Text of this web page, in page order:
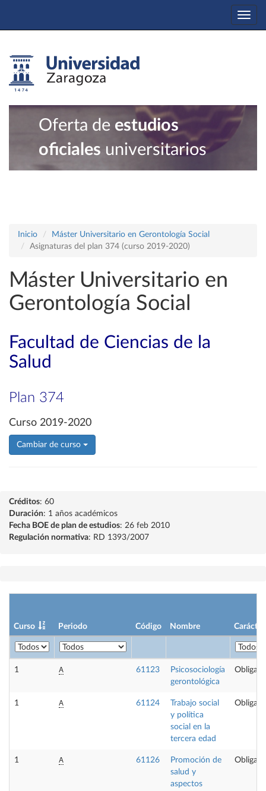
Oferta de estudios
oficiales universitarios
Inicio
Máster Universitario en Gerontología Social
Asignaturas del plan 374 (curso 2019-2020)
Máster Universitario en
Gerontología Social
Facultad de Ciencias de la
Salud
Plan 374
Curso 2019-2020
Cambiar de curso
Créditos: 60
Duración: 1 años académicos
Fecha BOE de plan de estudios: 26 feb 2010
Regulación normativa: RD 1393/2007
Curso Periodo Código Nombre Carácter
1 A 61123
Psicosociología
gerontológica
1 A 61124
Trabajo social
y política
social en la
tercera edad
1 A 61126
Promoción de
salud y
aspectos